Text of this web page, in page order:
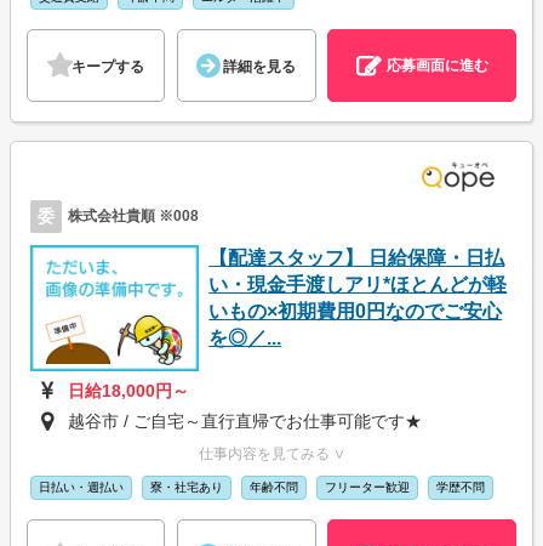
キープする 詳細を見る 応募画面に進む
委 株式会社貴順 ※008
【配達スタッフ】 日給保障・日払
い・現金手渡しアリ*ほとんどが軽
いもの×初期費用0円なのでご安心
を◎／...
日給18,000円～
越谷市 / ご自宅～直行直帰でお仕事可能です★
仕事内容を見てみる ∨
日払い・週払い 寮・社宅あり 年齢不問 フリーター歓迎 学歴不問